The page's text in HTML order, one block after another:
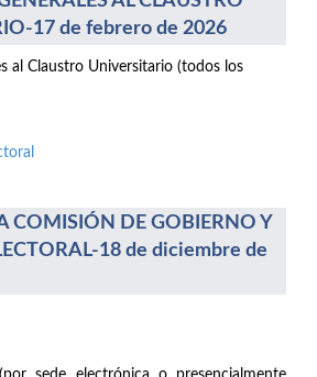
17 de febrero de 2026
al Claustro Universitario (todos los
COMISIÓN DE GOBIERNO Y
18 de diciembre de